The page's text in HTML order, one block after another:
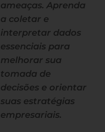
ameaças. Aprenda
a coletar e
interpretar dados
essenciais para
melhorar sua
tomada de
decisões e orientar
suas estratégias
empresariais.